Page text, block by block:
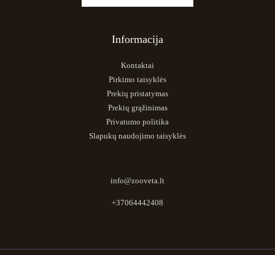
Informacija
Kontaktai
Pirkimo taisyklės
Prekių pristatymas
Prekių grąžinimas
Privatumo politika
Slapukų naudojimo taisyklės
info@zooveta.lt
+37064442408